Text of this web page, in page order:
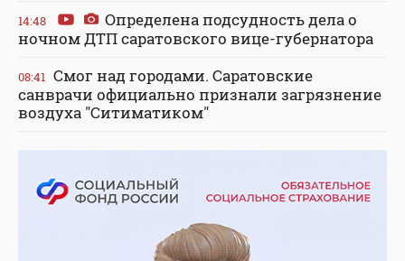
14:48
Определена подсудность дела о
ночном ДТП саратовского вице-губернатора
08:41 Смог над городами. Саратовские
санврачи официально признали загрязнение
воздуха "Ситиматиком"